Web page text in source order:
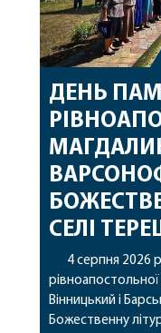
ДЕНЬ
СЕЛІ
4 серпня 2026
Вінницький і
Божественну